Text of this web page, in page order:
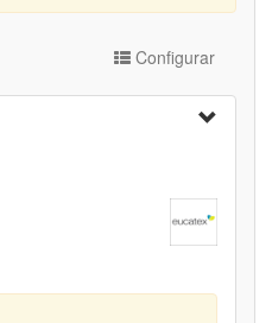
Configurar